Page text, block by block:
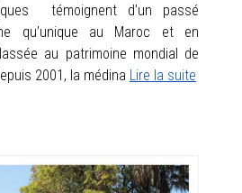
témoignent d’un passé
qu’unique au Maroc et en
au patrimoine mondial de
2001, la médina Lire la suite